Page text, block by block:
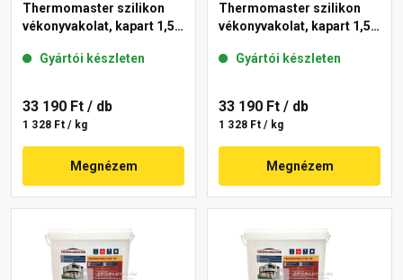
Thermomaster szilikon
vékonyvakolat, kapart 1,5
Gyártói készleten
33 190 Ft / db
1 328 Ft / kg
Megnézem
Thermomaster szilikon
vékonyvakolat, kapart 1,5
Gyártói készleten
33 190 Ft / db
1 328 Ft / kg
Megnézem